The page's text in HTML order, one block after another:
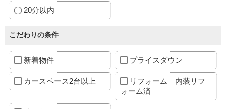
20分以内
こだわりの条件
新着物件 プライスダウン
カースペース2台以上
リフォーム 内装リフ
ォーム済